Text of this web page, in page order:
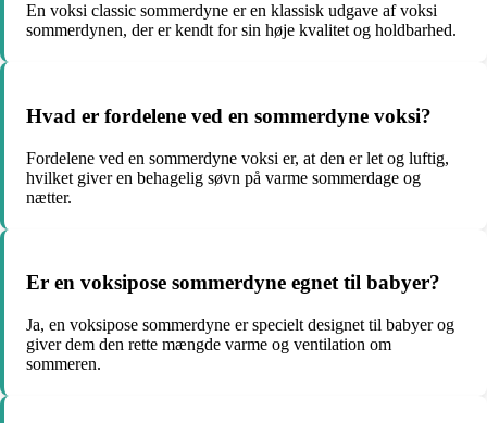
En voksi classic sommerdyne er en klassisk udgave af voksi
sommerdynen, der er kendt for sin høje kvalitet og holdbarhed.
Hvad er fordelene ved en sommerdyne voksi?
Fordelene ved en sommerdyne voksi er, at den er let og luftig,
hvilket giver en behagelig søvn på varme sommerdage og
nætter.
Er en voksipose sommerdyne egnet til babyer?
Ja, en voksipose sommerdyne er specielt designet til babyer og
giver dem den rette mængde varme og ventilation om
sommeren.